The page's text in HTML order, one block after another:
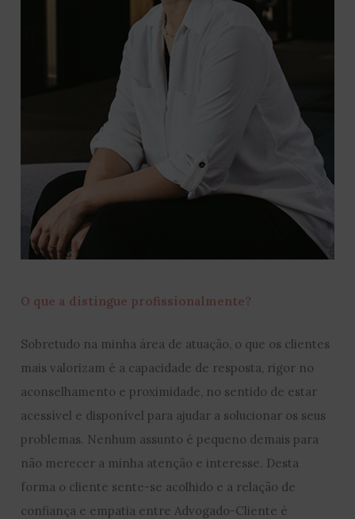
O que a distingue profissionalmente?
Sobretudo na minha área de atuação, o que os clientes
mais valorizam é a capacidade de resposta, rigor no
aconselhamento e proximidade, no sentido de estar
acessível e disponível para ajudar a solucionar os seus
problemas. Nenhum assunto é pequeno demais para
não merecer a minha atenção e interesse. Desta
forma o cliente sente-se acolhido e a relação de
confiança e empatia entre Advogado-Cliente é